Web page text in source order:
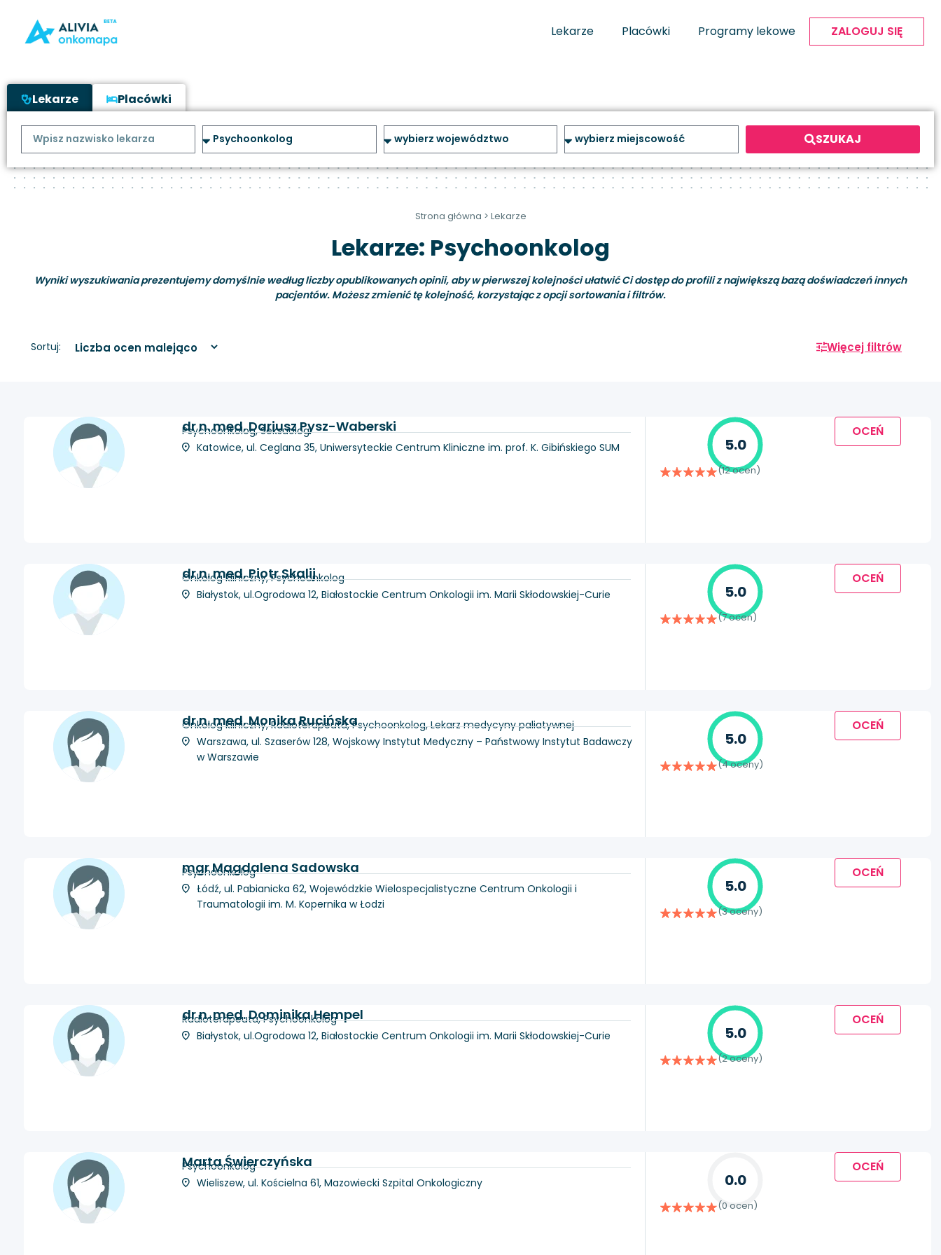
Lekarze Placówki Programy lekowe ZALOGUJ SIĘ
Lekarze Placówki
SZUKAJ
Strona główna > Lekarze
Lekarze: Psychoonkolog
Wyniki wyszukiwania prezentujemy domyślnie według liczby opublikowanych opinii, aby w pierwszej kolejności ułatwić Ci dostęp do profili z największą bazą doświadczeń innych
pacjentów. Możesz zmienić tę kolejność, korzystając z opcji sortowania i filtrów.
Sortuj: Więcej filtrów
dr n. med. Dariusz Pysz-Waberski
Psychoonkolog, Seksuolog
Katowice, ul. Ceglana 35, Uniwersyteckie Centrum Kliniczne im. prof. K. Gibińskiego SUM
5.0
(12 ocen)
OCEŃ
dr n. med. Piotr Skalij
Onkolog kliniczny, Psychoonkolog
Białystok, ul.Ogrodowa 12, Białostockie Centrum Onkologii im. Marii Skłodowskiej-Curie
5.0
(7 ocen)
OCEŃ
dr n. med. Monika Rucińska
Onkolog kliniczny, Radioterapeuta, Psychoonkolog, Lekarz medycyny paliatywnej
Warszawa, ul. Szaserów 128, Wojskowy Instytut Medyczny – Państwowy Instytut Badawczy
w Warszawie
5.0
(4 oceny)
OCEŃ
mgr Magdalena Sadowska
Psychoonkolog
Łódź, ul. Pabianicka 62, Wojewódzkie Wielospecjalistyczne Centrum Onkologii i
Traumatologii im. M. Kopernika w Łodzi
5.0
(3 oceny)
OCEŃ
dr n. med. Dominika Hempel
Radioterapeuta, Psychoonkolog
Białystok, ul.Ogrodowa 12, Białostockie Centrum Onkologii im. Marii Skłodowskiej-Curie
5.0
(2 oceny)
OCEŃ
Marta Świerczyńska
Psychoonkolog
Wieliszew, ul. Kościelna 61, Mazowiecki Szpital Onkologiczny
0.0
(0 ocen)
OCEŃ